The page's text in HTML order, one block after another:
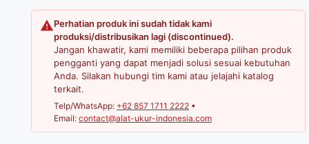
Perhatian produk ini sudah tidak kami
produksi/distribusikan lagi (discontinued).
Jangan khawatir, kami memiliki beberapa pilihan produk
pengganti yang dapat menjadi solusi sesuai kebutuhan
Anda. Silakan hubungi tim kami atau jelajahi katalog
terkait.
Telp/WhatsApp: +62 857 1711 2222 •
Email: contact@alat-ukur-indonesia.com